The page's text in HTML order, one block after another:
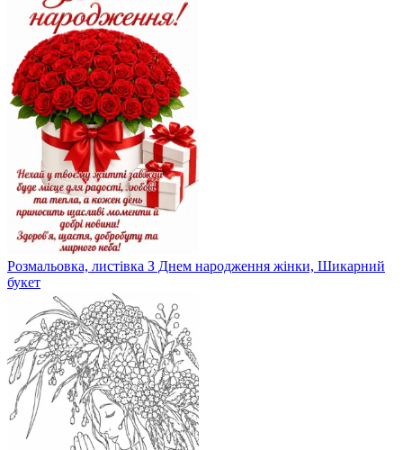
Розмальовка, листівка З Днем народження жінки, Шикарний
букет